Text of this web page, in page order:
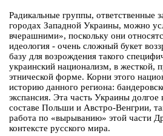
Радикальные группы, ответственные
городах Западной Украины, можно
вчерашними», поскольку они
идеология - очень сложный букет
базу для возрождения такого
украинский национализм, в жесткой,
этнической форме. Корни этого
историю данного региона:
экспансия. Эта часть Украины долгое
составе Польши и Австро-Венгрии,
работа по «вырыванию» этой части
контексте русского мира.